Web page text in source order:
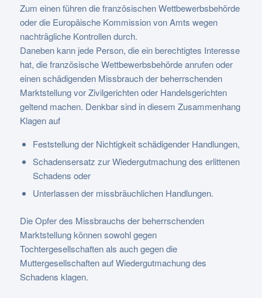
Zum einen führen die französischen Wettbewerbsbehörde
oder die Europäische Kommission von Amts wegen
nachträgliche Kontrollen durch.
Daneben kann jede Person, die ein berechtigtes Interesse
hat, die französische Wettbewerbsbehörde anrufen oder
einen schädigenden Missbrauch der beherrschenden
Marktstellung vor Zivilgerichten oder Handelsgerichten
geltend machen. Denkbar sind in diesem Zusammenhang
Klagen auf
Feststellung der Nichtigkeit schädigender Handlungen,
Schadensersatz zur Wiedergutmachung des erlittenen
Schadens oder
Unterlassen der missbräuchlichen Handlungen.
Die Opfer des Missbrauchs der beherrschenden
Marktstellung können sowohl gegen
Tochtergesellschaften als auch gegen die
Muttergesellschaften auf Wiedergutmachung des
Schadens klagen.